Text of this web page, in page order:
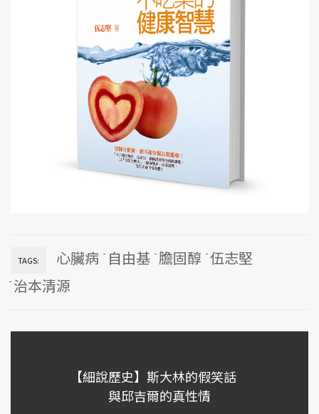
TAGS: 心臟病 自由基 膽固醇 伍志堅
治本清源
【細說歷史】斯大林的假笑話
與邱吉爾的真性情